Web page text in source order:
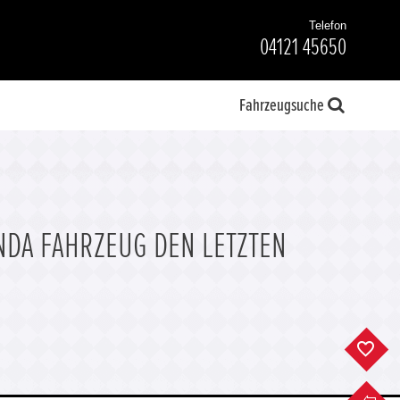
Telefon
04121 45650
Fahrzeugsuche
FAHRZEUG DEN LETZTEN